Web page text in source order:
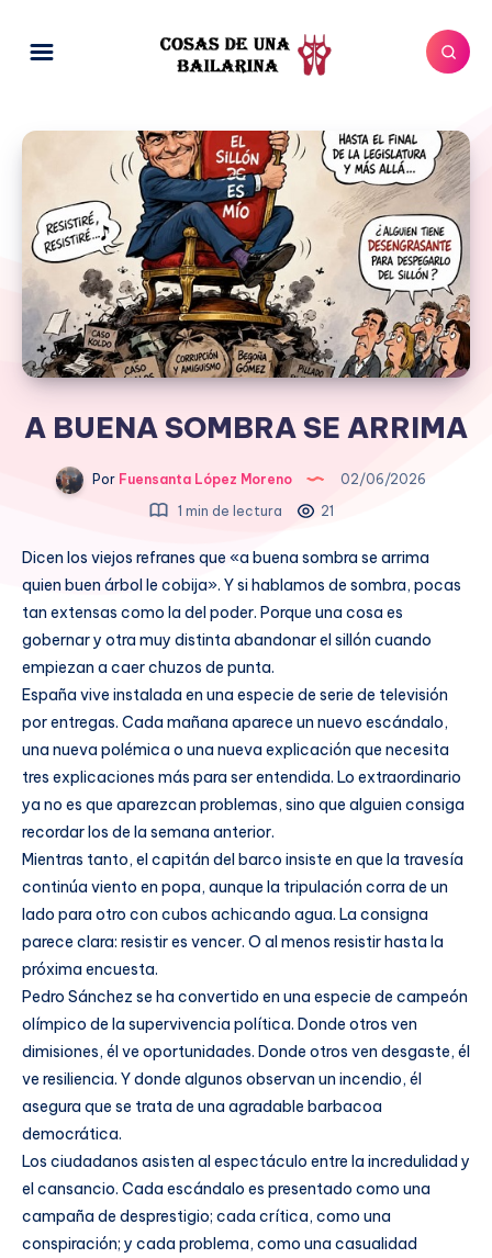
A BUENA SOMBRA SE ARRIMA
PorFuensanta López Moreno
02/06/2026
1 min de lectura
21
Dicen los viejos refranes que «a buena sombra se arrima
quien buen árbol le cobija». Y si hablamos de sombra, pocas
tan extensas como la del poder. Porque una cosa es
gobernar y otra muy distinta abandonar el sillón cuando
empiezan a caer chuzos de punta.
España vive instalada en una especie de serie de televisión
por entregas. Cada mañana aparece un nuevo escándalo,
una nueva polémica o una nueva explicación que necesita
tres explicaciones más para ser entendida. Lo extraordinario
ya no es que aparezcan problemas, sino que alguien consiga
recordar los de la semana anterior.
Mientras tanto, el capitán del barco insiste en que la travesía
continúa viento en popa, aunque la tripulación corra de un
lado para otro con cubos achicando agua. La consigna
parece clara: resistir es vencer. O al menos resistir hasta la
próxima encuesta.
Pedro Sánchez se ha convertido en una especie de campeón
olímpico de la supervivencia política. Donde otros ven
dimisiones, él ve oportunidades. Donde otros ven desgaste, él
ve resiliencia. Y donde algunos observan un incendio, él
asegura que se trata de una agradable barbacoa
democrática.
Los ciudadanos asisten al espectáculo entre la incredulidad y
el cansancio. Cada escándalo es presentado como una
campaña de desprestigio; cada crítica, como una
conspiración; y cada problema, como una casualidad